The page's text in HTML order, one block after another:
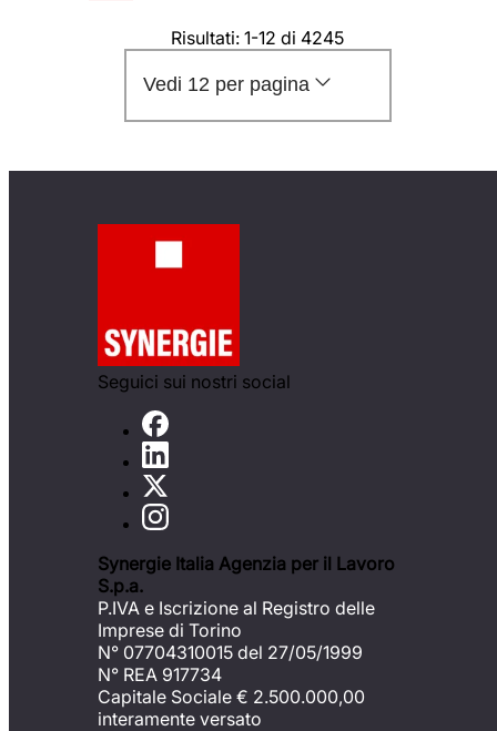
Risultati: 1-12 di 4245
Vedi 12 per pagina
Seguici sui nostri social
Synergie Italia Agenzia per il Lavoro
S.p.a.
P.IVA e Iscrizione al Registro delle
Imprese di Torino
N° 07704310015 del 27/05/1999
N° REA 917734
Capitale Sociale € 2.500.000,00
interamente versato